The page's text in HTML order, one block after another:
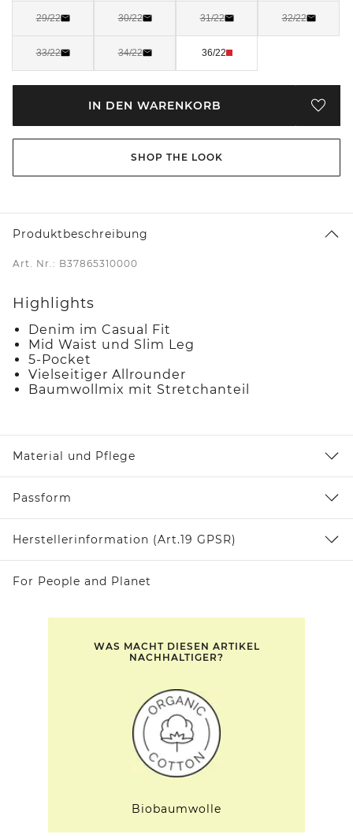
29/22 30/22 31/22 32/22
33/22 34/22 36/22
IN DEN WARENKORB
SHOP THE LOOK
Produktbeschreibung
Art. Nr.: B37865310000
Highlights
Denim im Casual Fit
Mid Waist und Slim Leg
5-Pocket
Vielseitiger Allrounder
Baumwollmix mit Stretchanteil
Material und Pflege
Passform
Herstellerinformation (Art.19 GPSR)
For People and Planet
WAS MACHT DIESEN ARTIKEL
NACHHALTIGER?
Biobaumwolle